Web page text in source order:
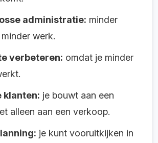
administratie: minder
werk.
verbeteren: omdat je minder
klanten: je bouwt aan een
alleen aan een verkoop.
je kunt vooruitkijken in